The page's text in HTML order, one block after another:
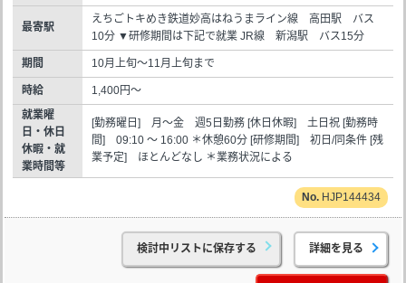
最寄駅
えちごトキめき鉄道妙高はねうまライン線 高田駅 バス
10分 ▼研修期間は下記で就業 JR線 新潟駅 バス15分
期間 10月上旬～11月上旬まで
時給
1,400円～
就業曜
日・休日
休暇・就
業時間等
[勤務曜日] 月～金 週5日勤務 [休日休暇] 土日祝 [勤務時
間] 09:10 ～ 16:00 ＊休憩60分 [研修期間] 初日/同条件 [残
業予定] ほとんどなし ＊業務状況による
HJP144434
検討中リストに保存する 詳細を見る